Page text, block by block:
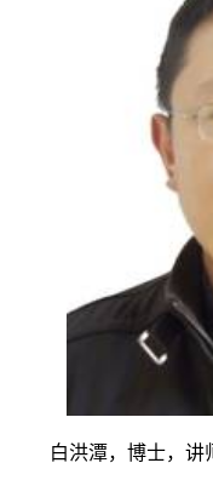
白洪潭，博士，讲